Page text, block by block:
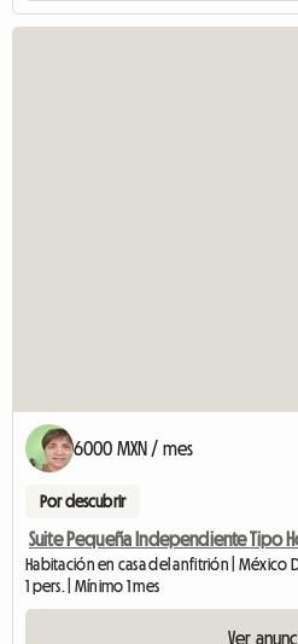
6000 MXN / mes
Por descubrir
Habitación en casa del anfitrión | México
1 pers. | Mínimo 1 mes
Ver